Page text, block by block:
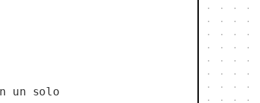
un solo